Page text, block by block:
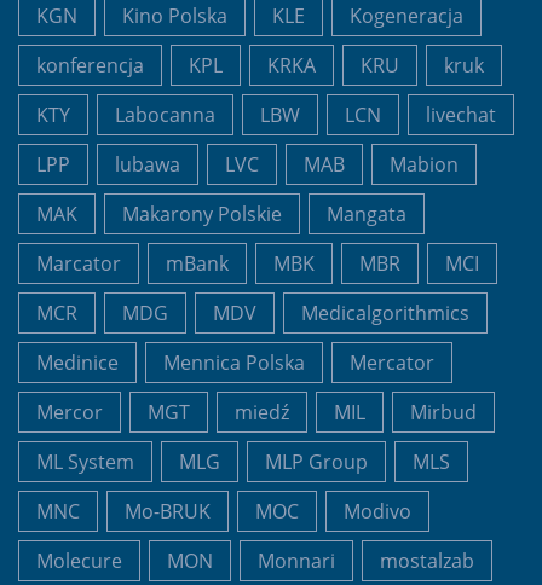
KGN
Kino Polska KLE
Kogeneracja
konferencja
KPL KRKA KRU
kruk
KTY
Labocanna LBW LCN
livechat
LPP
lubawa LVC MAB
Mabion
MAK
Makarony Polskie
Mangata
Marcator
mBank MBK MBR
MCI
MCR
MDG MDV
Medicalgorithmics
Medinice
Mennica Polska
Mercator
Mercor
MGT miedź MIL
Mirbud
ML System
MLG MLP Group
MLS
MNC
Mo-BRUK MOC
Modivo
Molecure
MON Monnari
mostalzab